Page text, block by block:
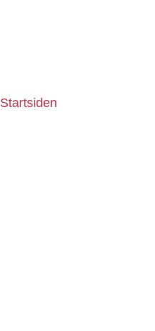
Startsiden